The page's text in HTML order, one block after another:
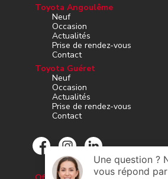
Toyota Angoulême
Neuf
Occasion
Actualités
Prise de rendez-vous
Contact
Toyota Guéret
Neuf
Occasion
Actualités
Prise de rendez-vous
Contact